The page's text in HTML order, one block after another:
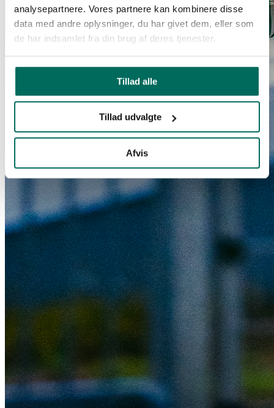
analysepartnere. Vores partnere kan kombinere disse
data med andre oplysninger, du har givet dem, eller som
de har indsamlet fra din brug af deres tjenester.
Tillad alle
Tillad udvalgte
Afvis